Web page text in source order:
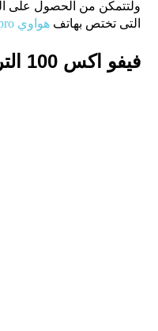
ولتتمكن من الحصول على
التى تختص بهاتفهواوي Mate 70 +pro
فيفو اكس 100 الترا